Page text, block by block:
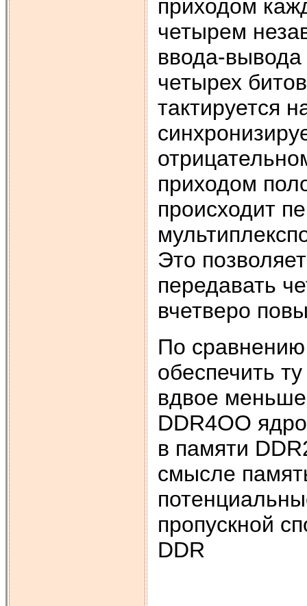
приходом
четырем
ввода-
четырех
тактируется
приходом
происходит
Это
передавать
вчетверо
По сравнению
обеспечить
вдвое
DDR4ОО
в памяти
смысле
пропускной
DDR